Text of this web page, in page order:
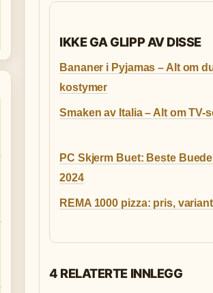
IKKE GA GLIPP AV DISSE
Bananer i Pyjamas – Alt om
kostymer
Smaken av Italia – Alt om
PC Skjerm Buet: Beste
2024
REMA 1000 pizza: pris,
4 RELATERTE INNLEGG